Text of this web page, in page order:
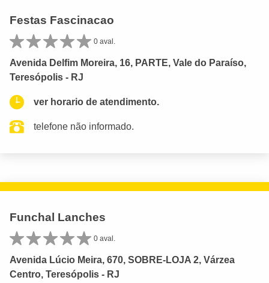
Festas Fascinacao
0 aval.
Avenida Delfim Moreira, 16, PARTE, Vale do Paraíso,
Teresópolis - RJ
ver horario de atendimento.
telefone não informado.
Funchal Lanches
0 aval.
Avenida Lúcio Meira, 670, SOBRE-LOJA 2, Várzea
Centro, Teresópolis - RJ